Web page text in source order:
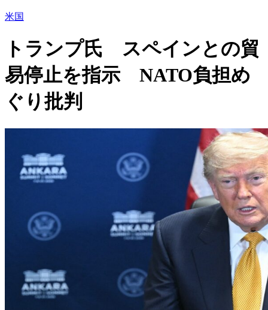
米国
トランプ氏 スペインとの貿
易停止を指示 NATO負担め
ぐり批判